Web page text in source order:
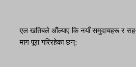
एल खतिबले औंल्याए कि नयाँ समुदायहरू र
माग पूरा गरिरहेका छन्: